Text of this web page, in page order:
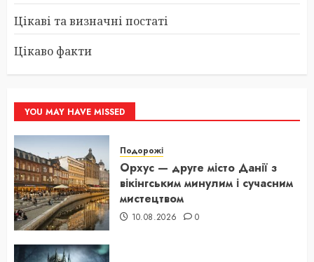
Цікаві та визначні постаті
Цікаво факти
YOU MAY HAVE MISSED
Подорожі
Орхус — друге місто Данії з
вікінгським минулим і сучасним
мистецтвом
10.08.2026 0